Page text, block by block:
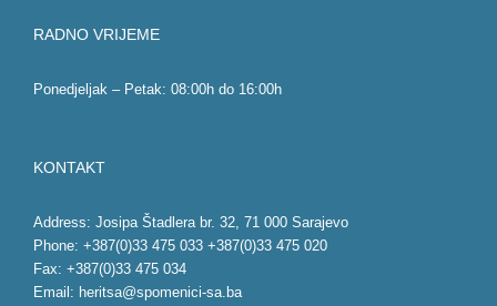
RADNO VRIJEME
Ponedjeljak – Petak: 08:00h do 16:00h
KONTAKT
Address: Josipa Štadlera br. 32, 71 000 Sarajevo
Phone: +387(0)33 475 033 +387(0)33 475 020
Fax: +387(0)33 475 034
Email: heritsa@spomenici-sa.ba